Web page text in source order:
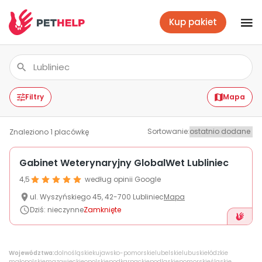
Pakiety weterynaryjne
Ubezpieczenie psa i kota
Benefit dla firm
Placówki
Zaloguj się
Kup pakiet
Filtry Mapa
Znaleziono1 placówkę Sortowanie:
Gabinet Weterynaryjny GlobalWet Lubliniec
4,5
według opinii Google
ul. Wyszyńskiego 45,42-700 LubliniecMapa
Dziś: nieczynneZamknięte
Województwa:dolnośląskiekujawsko-pomorskielubelskielubuskiełódzkie